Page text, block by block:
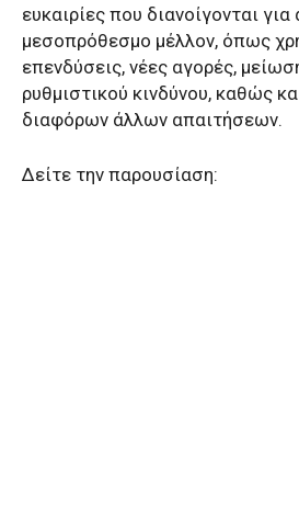
ευκαιρίες που διανοίγονται
μεσοπρόθεσμο μέλλον, όπως
επενδύσεις, νέες αγορές,
ρυθμιστικού κινδύνου, καθώς
διαφόρων άλλων απαιτήσεων.
Δείτε την παρουσίαση: